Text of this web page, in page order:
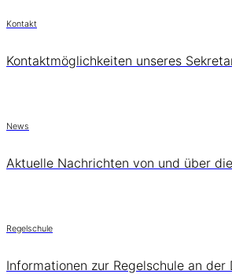
Kontakt
Kontaktmöglichkeiten unseres
News
Aktuelle Nachrichten von und über
Regelschule
Informationen zur Regelschule an